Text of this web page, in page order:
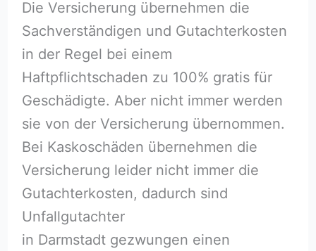
Die Versicherung übernehmen die
Sachverständigen und Gutachterkosten
in der Regel bei einem
Haftpflichtschaden zu 100% gratis für
Geschädigte. Aber nicht immer werden
sie von der Versicherung übernommen.
Bei Kaskoschäden übernehmen die
Versicherung leider nicht immer die
Gutachterkosten, dadurch sind
Unfallgutachter
in Darmstadt gezwungen einen